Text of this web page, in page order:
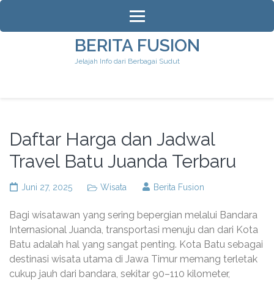
Lompat
konten
BERITA FUSION
Jelajah Info dari Berbagai Sudut
Daftar Harga dan Jadwal
Travel Batu Juanda Terbaru
Juni 27, 2025 Wisata Berita Fusion
Bagi wisatawan yang sering bepergian melalui Bandara
Internasional Juanda, transportasi menuju dan dari Kota
Batu adalah hal yang sangat penting. Kota Batu sebagai
destinasi wisata utama di Jawa Timur memang terletak
cukup jauh dari bandara, sekitar 90–110 kilometer,